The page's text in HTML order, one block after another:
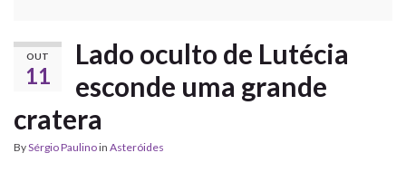
OUT
11
Lado oculto de Lutécia
esconde uma grande
cratera
BySérgio Paulinoin Asteróides